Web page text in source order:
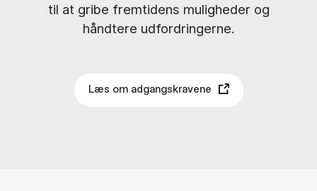
til at gribe fremtidens muligheder og
håndtere udfordringerne.
Læs om adgangskravene